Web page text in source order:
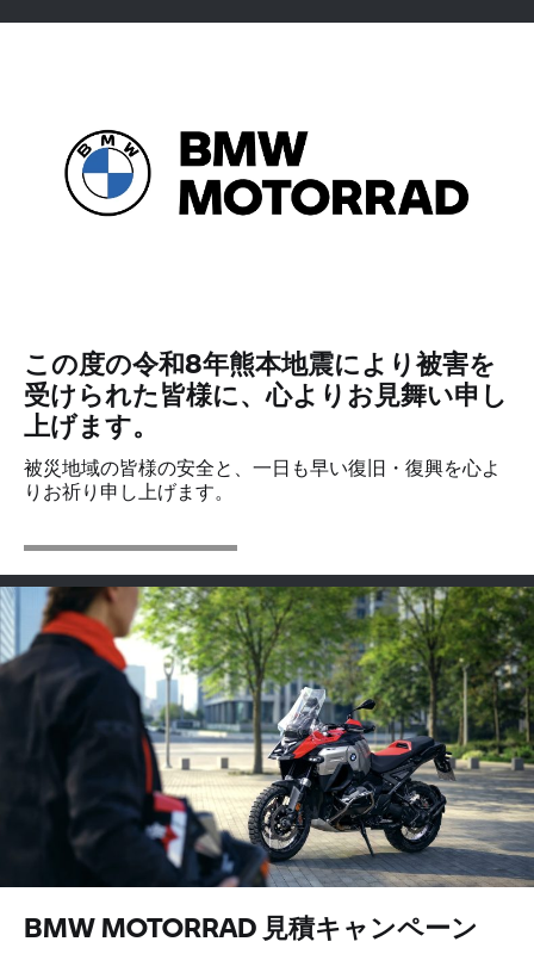
Sport
Roadster
Heritage
この度の令和8年熊本地震により被害を
受けられた皆様に、心よりお見舞い申し
上げます。
被災地域の皆様の安全と、一日も早い復旧・復興を心よ
りお祈り申し上げます。
BMW MOTORRAD 見積キャンペーン